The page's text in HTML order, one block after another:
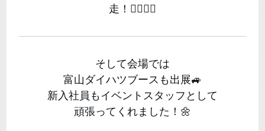
走！🏃‍♂️🏃‍♀️
そして会場では
富山ダイハツブースも出展🚙
新入社員もイベントスタッフとして
頑張ってくれました！🌼